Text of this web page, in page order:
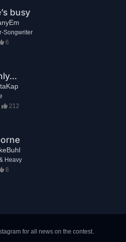
busy
Songwriter
6
212
Heavy
8
for all news on the contest.